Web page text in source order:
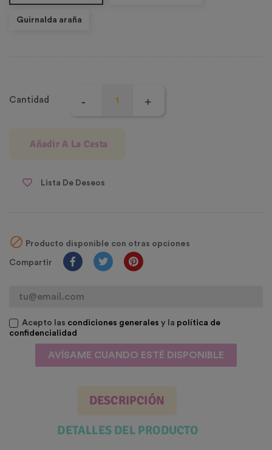
Guirnalda araña
Cantidad
Añadir A La Cesta
Lista De Deseos
 Producto disponible con otras opciones
Compartir
Acepto las condiciones generales y la política de
confidencialidad
AVÍSAME CUANDO ESTÉ DISPONIBLE
DESCRIPCIÓN
DETALLES DEL PRODUCTO